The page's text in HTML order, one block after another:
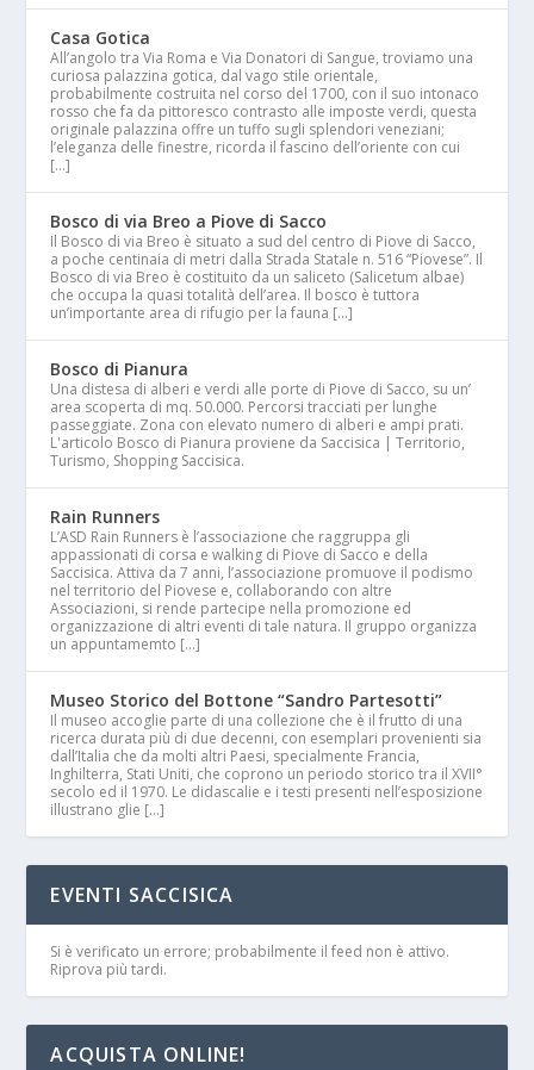
Casa Gotica
All’angolo tra Via Roma e Via Donatori di Sangue, troviamo una
curiosa palazzina gotica, dal vago stile orientale,
probabilmente costruita nel corso del 1700, con il suo intonaco
rosso che fa da pittoresco contrasto alle imposte verdi, questa
originale palazzina offre un tuffo sugli splendori veneziani;
l’eleganza delle finestre, ricorda il fascino dell’oriente con cui
[…]
Bosco di via Breo a Piove di Sacco
Il Bosco di via Breo è situato a sud del centro di Piove di Sacco,
a poche centinaia di metri dalla Strada Statale n. 516 “Piovese”. Il
Bosco di via Breo è costituito da un saliceto (Salicetum albae)
che occupa la quasi totalità dell’area. Il bosco è tuttora
un’importante area di rifugio per la fauna […]
Bosco di Pianura
Una distesa di alberi e verdi alle porte di Piove di Sacco, su un’
area scoperta di mq. 50.000. Percorsi tracciati per lunghe
passeggiate. Zona con elevato numero di alberi e ampi prati.
L'articolo Bosco di Pianura proviene da Saccisica | Territorio,
Turismo, Shopping Saccisica.
Rain Runners
L’ASD Rain Runners è l’associazione che raggruppa gli
appassionati di corsa e walking di Piove di Sacco e della
Saccisica. Attiva da 7 anni, l’associazione promuove il podismo
nel territorio del Piovese e, collaborando con altre
Associazioni, si rende partecipe nella promozione ed
organizzazione di altri eventi di tale natura. Il gruppo organizza
un appuntamemto […]
Museo Storico del Bottone “Sandro Partesotti”
Il museo accoglie parte di una collezione che è il frutto di una
ricerca durata più di due decenni, con esemplari provenienti sia
dall’Italia che da molti altri Paesi, specialmente Francia,
Inghilterra, Stati Uniti, che coprono un periodo storico tra il XVII°
secolo ed il 1970. Le didascalie e i testi presenti nell’esposizione
illustrano glie […]
EVENTI SACCISICA
Si è verificato un errore; probabilmente il feed non è attivo.
Riprova più tardi.
ACQUISTA ONLINE!